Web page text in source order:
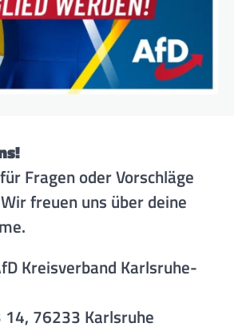
Fragen oder Vorschläge
freuen uns über deine
Kreisverband Karlsruhe-
76233 Karlsruhe